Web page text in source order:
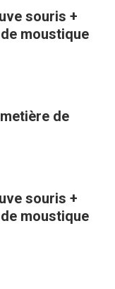
souris +
moustique
de
souris +
moustique